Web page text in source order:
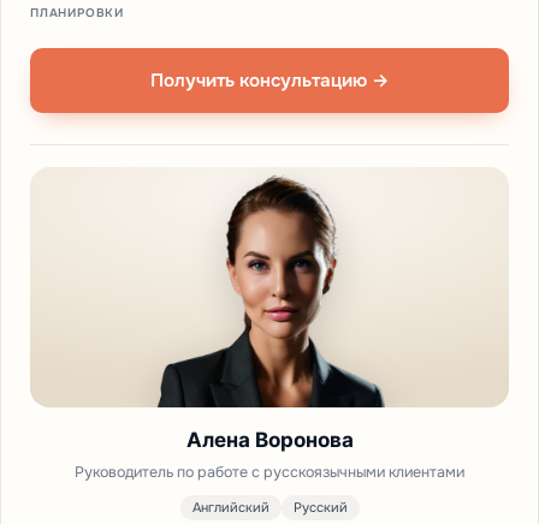
ПЛАНИРОВКИ
Получить консультацию →
Алена Воронова
Руководитель по работе с русскоязычными клиентами
Английский Русский